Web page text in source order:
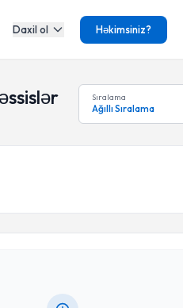
Daxil ol Həkimsiniz?
Sıralama
Ağıllı Sıralama